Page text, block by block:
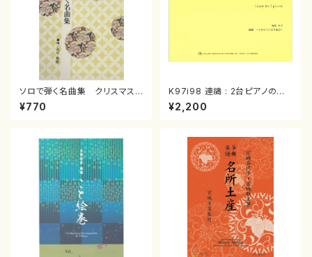
ソロで弾く名曲集 クリスマス・
イブ／恋人がサンタクロース(
箏独奏 /大平光美 編曲/楽
¥770
K97i98 連禱 : 2台ピアノのた
めの（2 Pianos / 菊池 幸夫 /
楽譜）
¥2,200